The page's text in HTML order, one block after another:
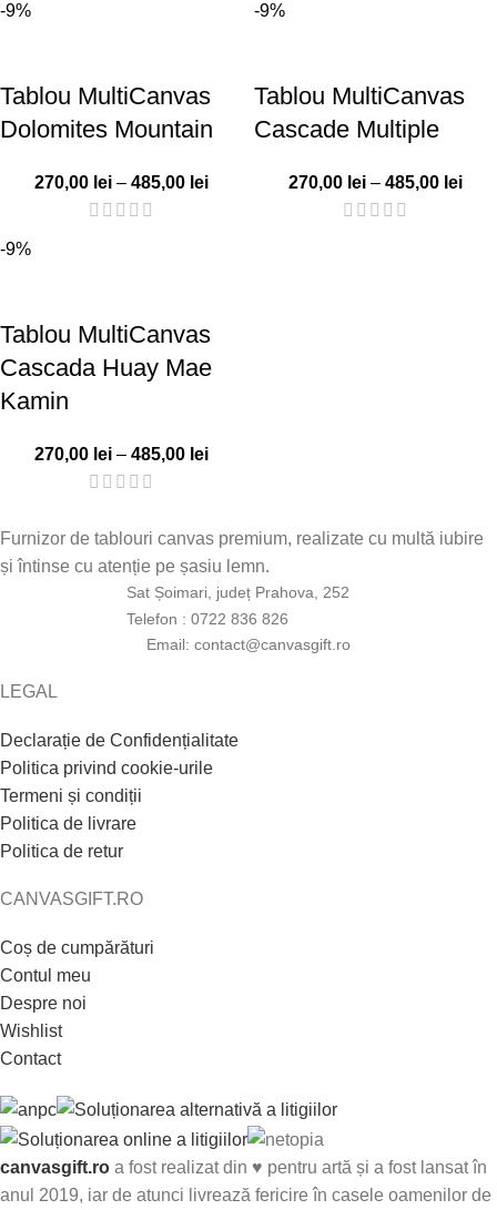
-9%
Tablou MultiCanvas
Dolomites Mountain
270,00 lei – 485,00 lei
-9%
Tablou MultiCanvas
Cascade Multiple
270,00 lei – 485,00 lei
-9%
Tablou MultiCanvas
Cascada Huay Mae
Kamin
270,00 lei – 485,00 lei
Furnizor de tablouri canvas premium, realizate cu multă iubire
și întinse cu atenție pe șasiu lemn.
Sat Șoimari, județ Prahova, 252
Telefon : 0722 836 826
Email: contact@canvasgift.ro
LEGAL
Declarație de Confidențialitate
Politica privind cookie-urile
Termeni și condiții
Politica de livrare
Politica de retur
CANVASGIFT.RO
Coș de cumpărături
Contul meu
Despre noi
Wishlist
Contact
canvasgift.ro a fost realizat din ♥ pentru artă și a fost lansat în
anul 2019, iar de atunci livrează fericire în casele oamenilor de